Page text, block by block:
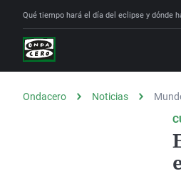
Qué tiempo hará el día del eclipse y dónde
Ondacero Noticias